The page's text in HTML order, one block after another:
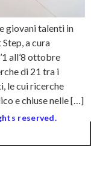
giovani talenti in
a cura
all’8 ottobre
di 21 tra i
le cui ricerche
e chiuse nelle […]
reserved.